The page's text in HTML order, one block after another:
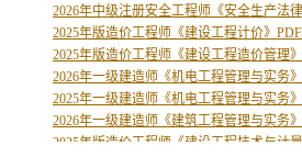
2026年中级注册安全工程师《安全生产法
2025年版造价工程师《建设工程计价》
2025年版造价工程师《建设工程造价管理
2026年一级建造师《机电工程管理与实务
2025年一级建造师《机电工程管理与实务
2026年一级建造师《建筑工程管理与实务
2025年版造价工程师《建设工程技术与计